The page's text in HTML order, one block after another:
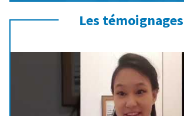
Les témoignages